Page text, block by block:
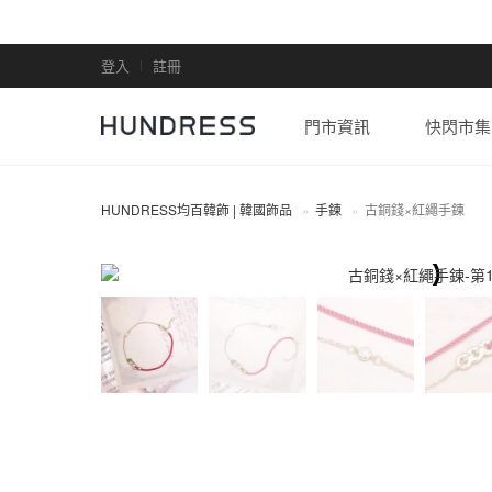
登入 註冊
門市資訊 快閃市集
HUNDRESS均百韓飾 | 韓國飾品 手鍊 古銅錢×紅繩手鍊